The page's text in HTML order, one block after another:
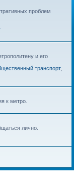
проблем
и его
транспорт,
к метро.
лично.